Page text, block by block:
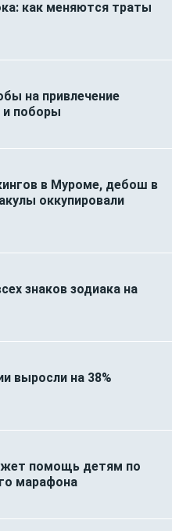
как меняются траты
на привлечение
и поборы
в Муроме, дебош в
оккупировали
знаков зодиака на
выросли на 38%
помощь детям по
марафона